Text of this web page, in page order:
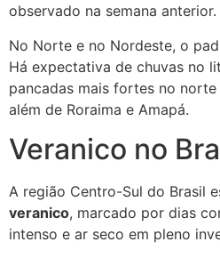
observado na semana anterior.
No Norte e no Nordeste, o
Há expectativa de chuvas no
pancadas mais fortes no
além de Roraima e Amapá.
Veranico no
A região Centro-Sul do Brasil
veranico, marcado por dias
intenso e ar seco em pleno